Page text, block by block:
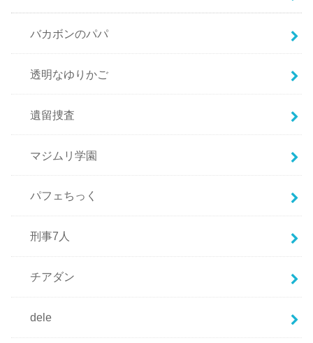
バカボンのパパ
透明なゆりかご
遺留捜査
マジムリ学園
パフェちっく
刑事7人
チアダン
dele